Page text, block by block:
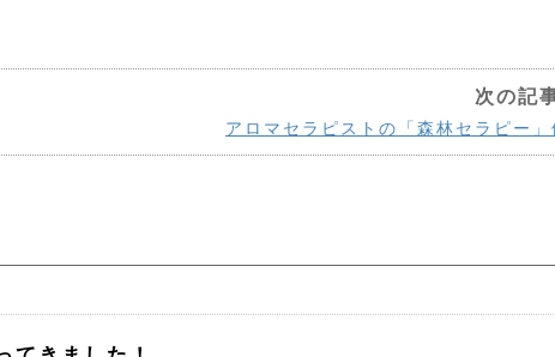
次の記
アロマセラピストの「森林セラピー」